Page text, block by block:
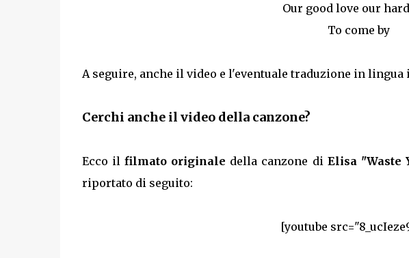
Our good love our
To come by
A seguire, anche il video e l'eventuale traduzione in lingua
Cerchi anche il video della canzone?
Ecco il filmato originale della canzone di Elisa "Waste
riportato di seguito:
[youtube